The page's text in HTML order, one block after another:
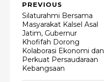
PREVIOUS
Silaturahmi Bersama
Masyarakat Kalsel Asal
Jatim, Gubernur
Khofifah Dorong
Kolaborasi Ekonomi dan
Perkuat Persaudaraan
Kebangsaan